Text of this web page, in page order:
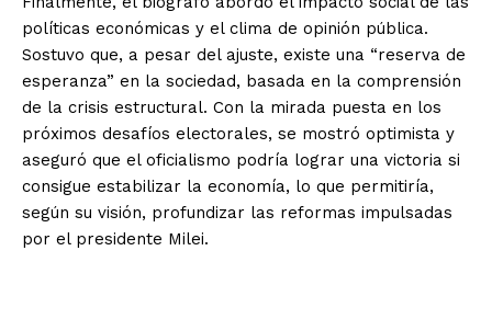
políticas económicas y el clima de opinión pública.
Sostuvo que, a pesar del ajuste, existe una “reserva de
esperanza” en la sociedad, basada en la comprensión
de la crisis estructural. Con la mirada puesta en los
próximos desafíos electorales, se mostró optimista y
aseguró que el oficialismo podría lograr una victoria si
consigue estabilizar la economía, lo que permitiría,
según su visión, profundizar las reformas impulsadas
por el presidente Milei.